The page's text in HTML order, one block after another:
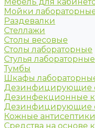
Мойки
Раздевалки
Стеллажи
Столы весовые
Столы лабораторные
Стулья лабораторные
Тумбы
Шкафы
Дезинфицирующие
Дезинфекционные
Дезинфицирующие
Кожные
Средства на основе